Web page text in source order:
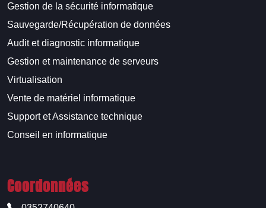
Gestion de la sécurité informatique
Sauvegarde/Récupération de données
Audit et diagnostic informatique
Gestion et maintenance de serveurs
Virtualisation
Vente de matériel informatique
Support et Assistance technique
Conseil en informatique
Coordonnées